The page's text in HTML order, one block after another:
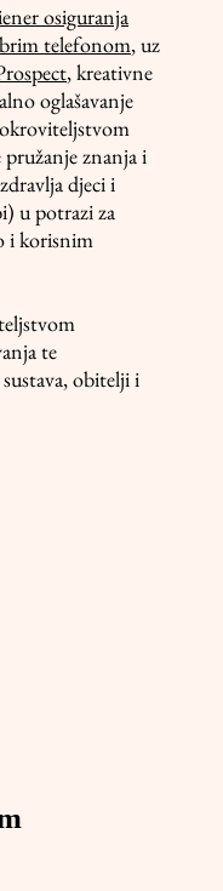
osiguranja
telefonom, uz
, kreativne
oglašavanje
znanja i
djeci i
u potrazi za
i korisnim
te
obitelji i